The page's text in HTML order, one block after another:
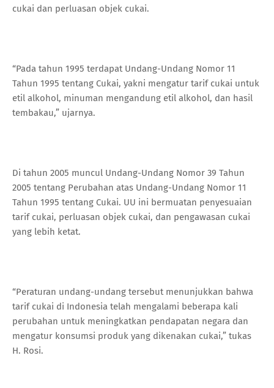
cukai dan perluasan objek cukai.
“Pada tahun 1995 terdapat Undang-Undang Nomor 11
Tahun 1995 tentang Cukai, yakni mengatur tarif cukai untuk
etil alkohol, minuman mengandung etil alkohol, dan hasil
tembakau,” ujarnya.
Di tahun 2005 muncul Undang-Undang Nomor 39 Tahun
2005 tentang Perubahan atas Undang-Undang Nomor 11
Tahun 1995 tentang Cukai. UU ini bermuatan penyesuaian
tarif cukai, perluasan objek cukai, dan pengawasan cukai
yang lebih ketat.
“Peraturan undang-undang tersebut menunjukkan bahwa
tarif cukai di Indonesia telah mengalami beberapa kali
perubahan untuk meningkatkan pendapatan negara dan
mengatur konsumsi produk yang dikenakan cukai,” tukas
H. Rosi.